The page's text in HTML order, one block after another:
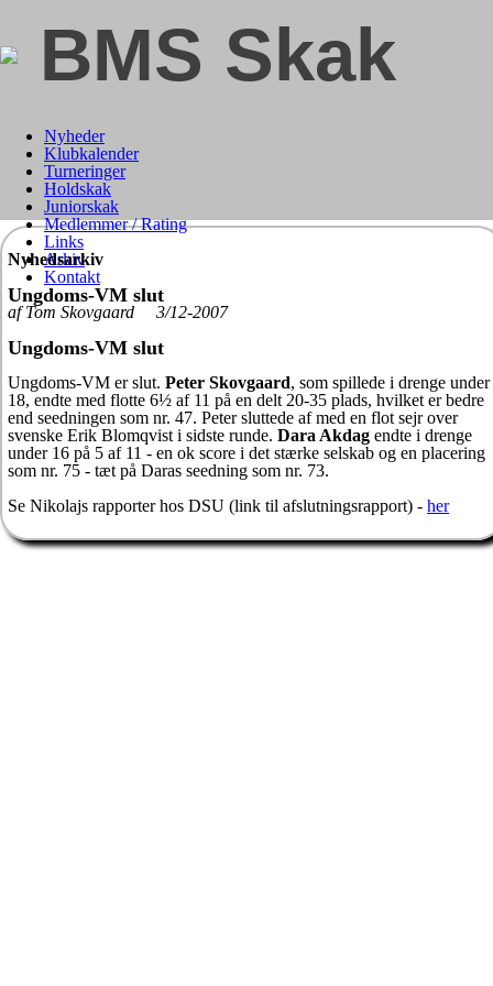
BMS Skak
Nyheder
Klubkalender
Turneringer
Holdskak
Juniorskak
Medlemmer / Rating
Links
Arkiv
Kontakt
Nyhedsarkiv
Ungdoms-VM slut
af Tom Skovgaard 3/12-2007
Ungdoms-VM slut
Ungdoms-VM er slut. Peter Skovgaard, som spillede i drenge under
18, endte med flotte 6½ af 11 på en delt 20-35 plads, hvilket er bedre
end seedningen som nr. 47. Peter sluttede af med en flot sejr over
svenske Erik Blomqvist i sidste runde. Dara Akdag endte i drenge
under 16 på 5 af 11 - en ok score i det stærke selskab og en placering
som nr. 75 - tæt på Daras seedning som nr. 73.
Se Nikolajs rapporter hos DSU (link til afslutningsrapport) - her